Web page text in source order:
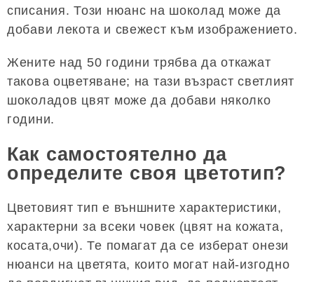
списания. Този нюанс на шоколад може да
добави лекота и свежест към изображението.
Жените над 50 години трябва да откажат
такова оцветяване; на тази възраст светлият
шоколадов цвят може да добави няколко
години.
Как самостоятелно да
определите своя цветотип?
Цветовият тип е външните характеристики,
характерни за всеки човек (цвят на кожата,
косата,очи). Те помагат да се изберат онези
нюанси на цветята, които могат най-изгодно